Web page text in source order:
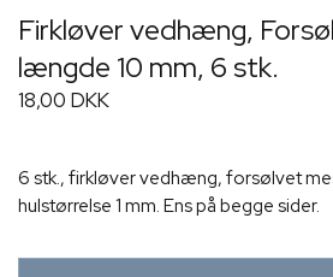
Firkløver vedhæng,
længde 10 mm, 6 stk.
18,00 DKK
6 stk., firkløver vedhæng, forsølvet
hulstørrelse 1 mm. Ens på begge sider.